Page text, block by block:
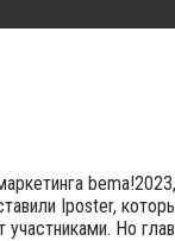
Iposter,
участниками. Но